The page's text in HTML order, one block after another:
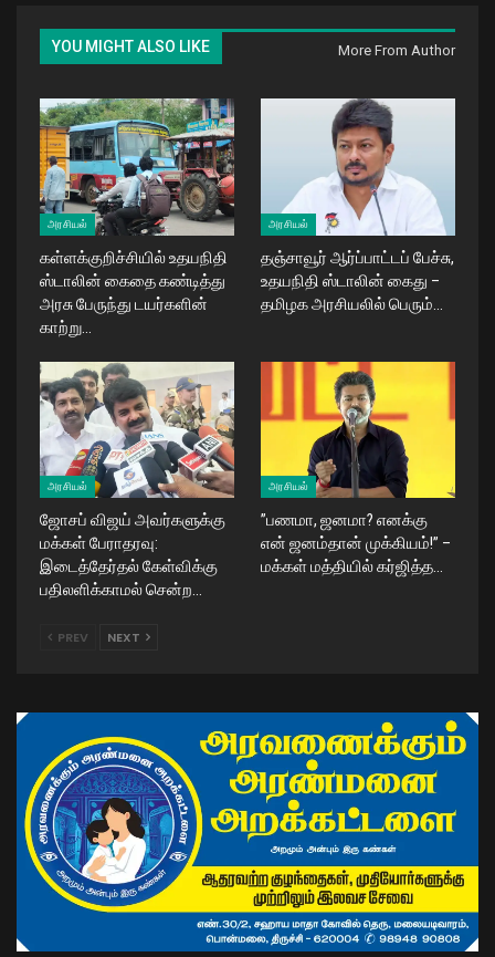
YOU MIGHT ALSO LIKE More From Author
அரசியல்
கள்ளக்குறிச்சியில் உதயநிதி
ஸ்டாலின் கைதை கண்டித்து
அரசு பேருந்து டயர்களின்
காற்று…
அரசியல்
தஞ்சாவூர் ஆர்ப்பாட்டப் பேச்சு,
உதயநிதி ஸ்டாலின் கைது –
தமிழக அரசியலில் பெரும்…
அரசியல்
ஜோசப் விஜய் அவர்களுக்கு
மக்கள் பேராதரவு:
இடைத்தேர்தல் கேள்விக்கு
பதிலளிக்காமல் சென்ற…
அரசியல்
​”பணமா, ஜனமா? எனக்கு
என் ஜனம்தான் முக்கியம்!” –
மக்கள் மத்தியில் கர்ஜித்த…
PREV NEXT